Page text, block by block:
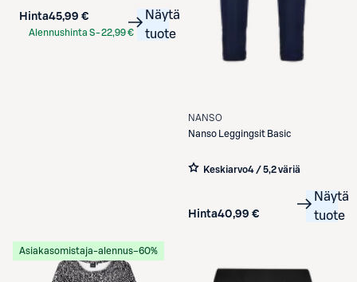
Hinta45,99 €
Alennushinta S-22,99 €
Näytä
tuote
NANSO
Nanso
Leggingsit Basic
Keskiarvo4 / 5,2 väriä
Hinta40,99 €
Näytä
tuote
Asiakasomistaja-alennus−60%